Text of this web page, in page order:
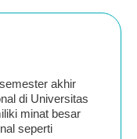
akhir
di Universitas
minat besar
seperti